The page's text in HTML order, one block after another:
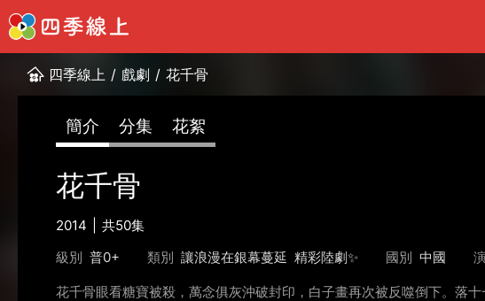
四季線上 / 戲劇 / 花千骨
簡介 分集 花絮
花千骨
2014
共50集
級別 普0+ 類別 讓浪漫在銀幕蔓延 精彩陸劇✨ 國別 中國
花千骨眼看糖寶被殺，萬念俱灰沖破封印，白子畫再次被反噬倒下。落